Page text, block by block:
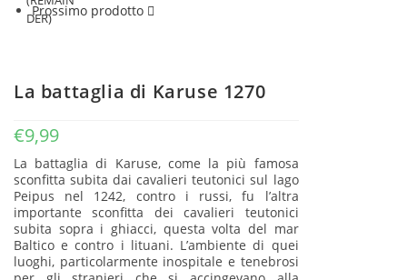
Prossimo prodotto
La battaglia di Karuse 1270
€9,99
La battaglia di Karuse, come la più famosa
sconfitta subita dai cavalieri teutonici sul lago
Peipus nel 1242, contro i russi, fu l’altra
importante sconfitta dei cavalieri teutonici
subita sopra i ghiacci, questa volta del mar
Baltico e contro i lituani. L’ambiente di quei
luoghi, particolarmente inospitale e tenebrosi